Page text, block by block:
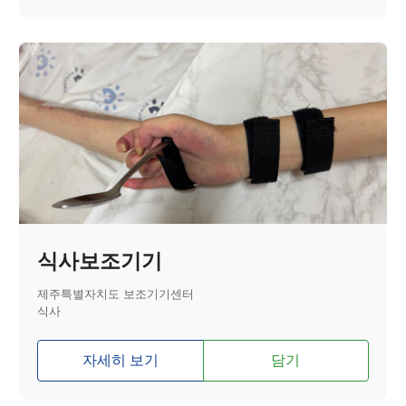
식사보조기기
제주특별자치도 보조기기센터
식사
자세히 보기 담기